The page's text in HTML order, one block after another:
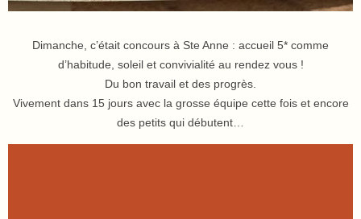
Dimanche, c’était concours à Ste Anne : accueil 5* comme
d’habitude, soleil et convivialité au rendez vous !
Du bon travail et des progrès.
Vivement dans 15 jours avec la grosse équipe cette fois et encore
des petits qui débutent…